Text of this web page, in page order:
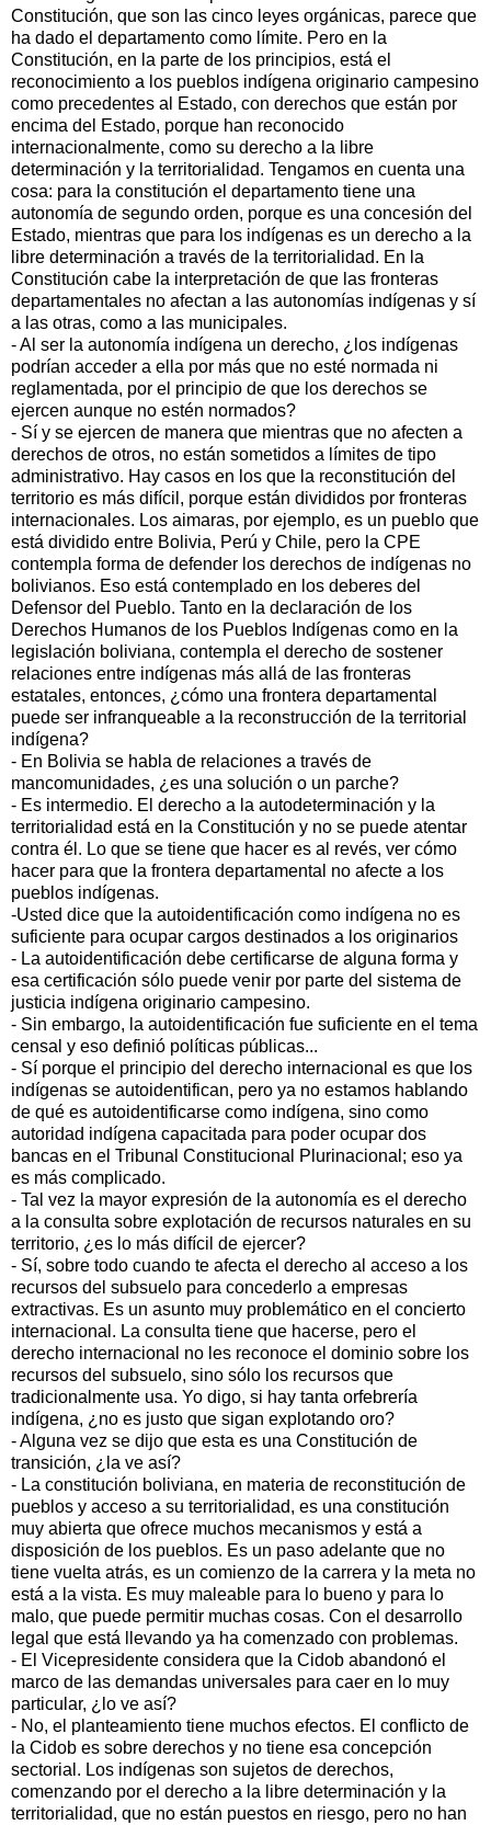
Constitución, que son las cinco leyes orgánicas, parece que
ha dado el departamento como límite. Pero en la
Constitución, en la parte de los principios, está el
reconocimiento a los pueblos indígena originario campesino
como precedentes al Estado, con derechos que están por
encima del Estado, porque han reconocido
internacionalmente, como su derecho a la libre
determinación y la territorialidad. Tengamos en cuenta una
cosa: para la constitución el departamento tiene una
autonomía de segundo orden, porque es una concesión del
Estado, mientras que para los indígenas es un derecho a la
libre determinación a través de la territorialidad. En la
Constitución cabe la interpretación de que las fronteras
departamentales no afectan a las autonomías indígenas y sí
a las otras, como a las municipales.
- Al ser la autonomía indígena un derecho, ¿los indígenas
podrían acceder a ella por más que no esté normada ni
reglamentada, por el principio de que los derechos se
ejercen aunque no estén normados?
- Sí y se ejercen de manera que mientras que no afecten a
derechos de otros, no están sometidos a límites de tipo
administrativo. Hay casos en los que la reconstitución del
territorio es más difícil, porque están divididos por fronteras
internacionales. Los aimaras, por ejemplo, es un pueblo que
está dividido entre Bolivia, Perú y Chile, pero la CPE
contempla forma de defender los derechos de indígenas no
bolivianos. Eso está contemplado en los deberes del
Defensor del Pueblo. Tanto en la declaración de los
Derechos Humanos de los Pueblos Indígenas como en la
legislación boliviana, contempla el derecho de sostener
relaciones entre indígenas más allá de las fronteras
estatales, entonces, ¿cómo una frontera departamental
puede ser infranqueable a la reconstrucción de la territorial
indígena?
- En Bolivia se habla de relaciones a través de
mancomunidades, ¿es una solución o un parche?
- Es intermedio. El derecho a la autodeterminación y la
territorialidad está en la Constitución y no se puede atentar
contra él. Lo que se tiene que hacer es al revés, ver cómo
hacer para que la frontera departamental no afecte a los
pueblos indígenas.
-Usted dice que la autoidentificación como indígena no es
suficiente para ocupar cargos destinados a los originarios
- La autoidentificación debe certificarse de alguna forma y
esa certificación sólo puede venir por parte del sistema de
justicia indígena originario campesino.
- Sin embargo, la autoidentificación fue suficiente en el tema
censal y eso definió políticas públicas...
- Sí porque el principio del derecho internacional es que los
indígenas se autoidentifican, pero ya no estamos hablando
de qué es autoidentificarse como indígena, sino como
autoridad indígena capacitada para poder ocupar dos
bancas en el Tribunal Constitucional Plurinacional; eso ya
es más complicado.
- Tal vez la mayor expresión de la autonomía es el derecho
a la consulta sobre explotación de recursos naturales en su
territorio, ¿es lo más difícil de ejercer?
- Sí, sobre todo cuando te afecta el derecho al acceso a los
recursos del subsuelo para concederlo a empresas
extractivas. Es un asunto muy problemático en el concierto
internacional. La consulta tiene que hacerse, pero el
derecho internacional no les reconoce el dominio sobre los
recursos del subsuelo, sino sólo los recursos que
tradicionalmente usa. Yo digo, si hay tanta orfebrería
indígena, ¿no es justo que sigan explotando oro?
- Alguna vez se dijo que esta es una Constitución de
transición, ¿la ve así?
- La constitución boliviana, en materia de reconstitución de
pueblos y acceso a su territorialidad, es una constitución
muy abierta que ofrece muchos mecanismos y está a
disposición de los pueblos. Es un paso adelante que no
tiene vuelta atrás, es un comienzo de la carrera y la meta no
está a la vista. Es muy maleable para lo bueno y para lo
malo, que puede permitir muchas cosas. Con el desarrollo
legal que está llevando ya ha comenzado con problemas.
- El Vicepresidente considera que la Cidob abandonó el
marco de las demandas universales para caer en lo muy
particular, ¿lo ve así?
- No, el planteamiento tiene muchos efectos. El conflicto de
la Cidob es sobre derechos y no tiene esa concepción
sectorial. Los indígenas son sujetos de derechos,
comenzando por el derecho a la libre determinación y la
territorialidad, que no están puestos en riesgo, pero no han